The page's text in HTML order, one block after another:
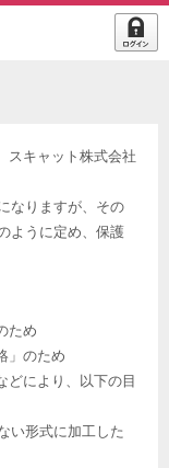
スキャット株式会社
なりますが、その
ように定め、保護
ため
」のため
どにより、以下の目
い形式に加工した